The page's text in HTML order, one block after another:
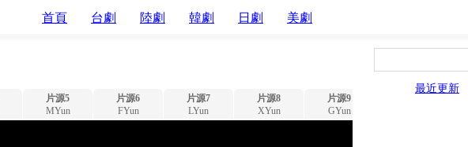
首頁 台劇 陸劇 韓劇 日劇 美劇
最近更新
片源5
MYun
片源6
FYun
片源7
LYun
片源8
XYun
片源9
GYun